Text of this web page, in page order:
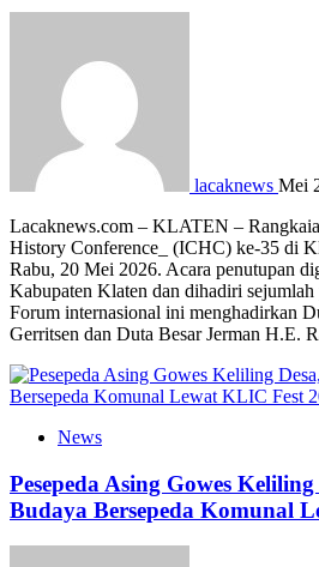
lacaknews Mei
Lacaknews.com – KLATEN –
History Conference_ (ICHC) ke-35 di
Rabu, 20 Mei 2026. Acara penutupan
Kabupaten Klaten dan dihadiri
Forum internasional ini menghadirkan
Gerritsen dan Duta Besar Jerman H.E.
News
Pesepeda Asing Gowes
Budaya Bersepeda Komunal